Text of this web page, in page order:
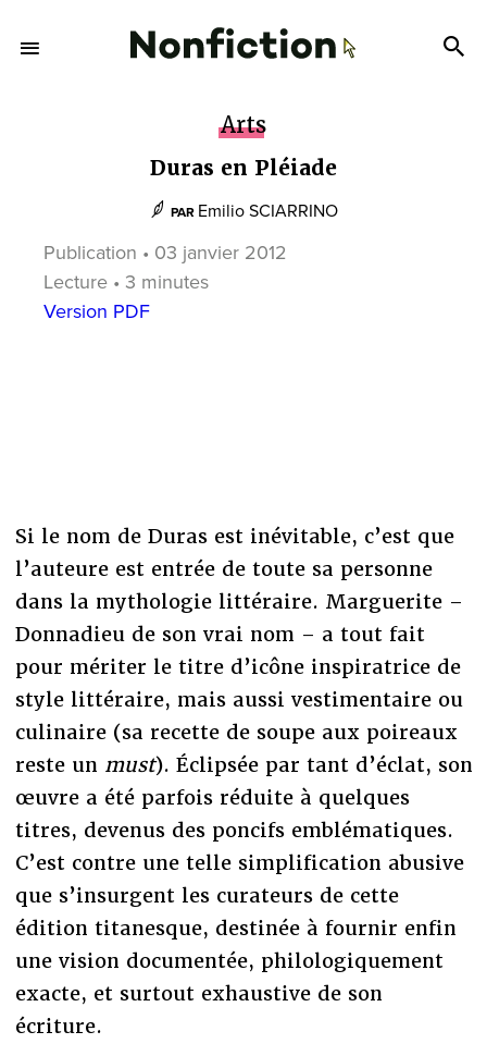
Arts
Duras en Pléiade
PAR Emilio SCIARRINO
Publication • 03 janvier 2012
Lecture • 3 minutes
Version PDF
Si le nom de Duras est inévitable, c’est que
l’auteure est entrée de toute sa personne
dans la mythologie littéraire. Marguerite –
Donnadieu de son vrai nom – a tout fait
pour mériter le titre d’icône inspiratrice de
style littéraire, mais aussi vestimentaire ou
culinaire (sa recette de soupe aux poireaux
reste un must). Éclipsée par tant d’éclat, son
œuvre a été parfois réduite à quelques
titres, devenus des poncifs emblématiques.
C’est contre une telle simplification abusive
que s’insurgent les curateurs de cette
édition titanesque, destinée à fournir enfin
une vision documentée, philologiquement
exacte, et surtout exhaustive de son
écriture.